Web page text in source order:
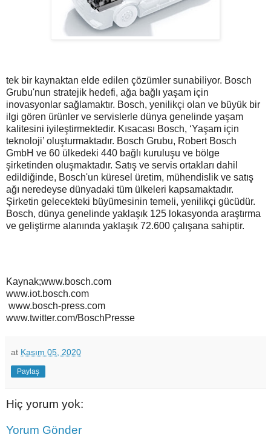
tek bir kaynaktan elde edilen çözümler sunabiliyor. Bosch
Grubu'nun stratejik hedefi, ağa bağlı yaşam için
inovasyonlar sağlamaktır. Bosch, yenilikçi olan ve büyük bir
ilgi gören ürünler ve servislerle dünya genelinde yaşam
kalitesini iyileştirmektedir. Kısacası Bosch, ‘Yaşam için
teknoloji’ oluşturmaktadır. Bosch Grubu, Robert Bosch
GmbH ve 60 ülkedeki 440 bağlı kuruluşu ve bölge
şirketinden oluşmaktadır. Satış ve servis ortakları dahil
edildiğinde, Bosch'un küresel üretim, mühendislik ve satış
ağı neredeyse dünyadaki tüm ülkeleri kapsamaktadır.
Şirketin gelecekteki büyümesinin temeli, yenilikçi gücüdür.
Bosch, dünya genelinde yaklaşık 125 lokasyonda araştırma
ve geliştirme alanında yaklaşık 72.600 çalışana sahiptir.
Kaynak;www.bosch.com
www.iot.bosch.com
www.bosch-press.com
www.twitter.com/BoschPresse
at Kasım 05, 2020
Paylaş
Hiç yorum yok:
Yorum Gönder